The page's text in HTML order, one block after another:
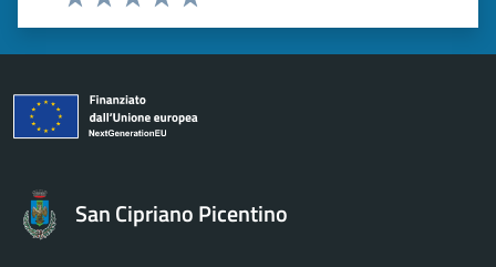
Valuta 5 stelle su 5
Valuta 4 stelle su 5
Valuta 3 stelle su 5
Valuta 2 stelle su 5
Valuta 1 stelle su 5
San Cipriano Picentino